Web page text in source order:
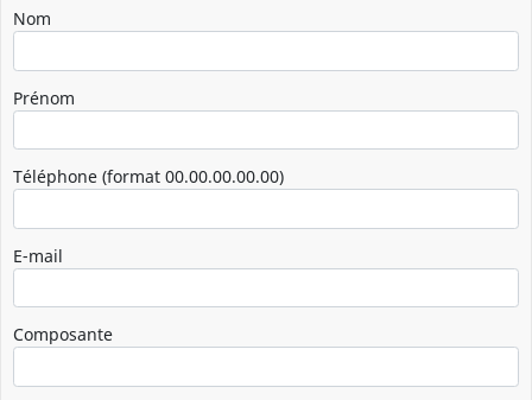
Nom
Prénom
Téléphone (format 00.00.00.00.00)
E-mail
Composante